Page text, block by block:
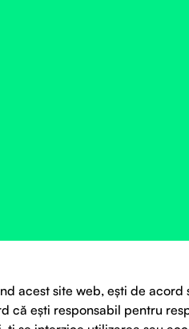
acest site web, ești de
că ești responsabil pentru